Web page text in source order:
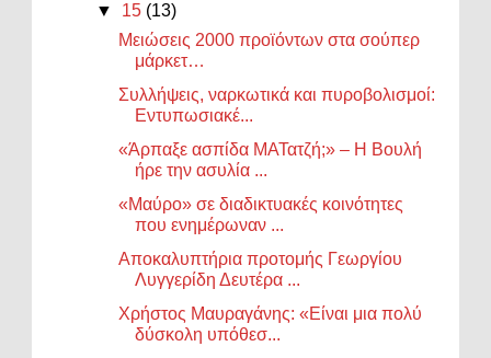
▼ 15 (13)
Μειώσεις 2000 προϊόντων στα σούπερ
μάρκετ…
Συλλήψεις, ναρκωτικά και πυροβολισμοί:
Εντυπωσιακέ...
«Άρπαξε ασπίδα ΜΑΤατζή;» – Η Βουλή
ήρε την ασυλία ...
«Μαύρο» σε διαδικτυακές κοινότητες
που ενημέρωναν ...
Αποκαλυπτήρια προτομής Γεωργίου
Λυγγερίδη Δευτέρα ...
Χρήστος Μαυραγάνης: «Είναι μια πολύ
δύσκολη υπόθεσ...